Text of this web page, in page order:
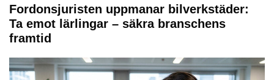
Fordonsjuristen uppmanar bilverkstäder:
Ta emot lärlingar – säkra branschens
framtid